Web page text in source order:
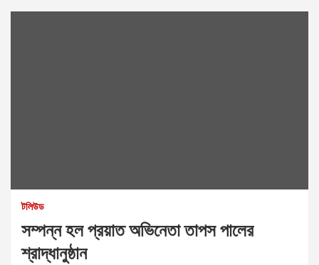
টলিউড
সম্পন্ন হল প্রয়াত অভিনেতা তাপস পালের
শ্রাদ্ধানুষ্ঠান